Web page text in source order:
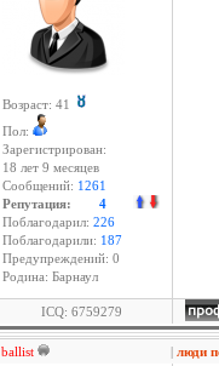
Возраст: 41
Пол:
Зарегистрирован:
18 лет 9 месяцев
Сообщений: 1261
Репутация: 4
Поблагодарил: 226
Поблагодарили: 187
Предупреждений: 0
Родина: Барнаул
ICQ: 6759279
ballist | люди